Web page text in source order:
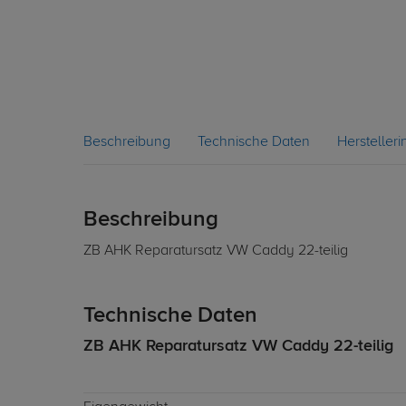
Beschreibung Technische Daten
Beschreibung
ZB AHK Reparatursatz VW Caddy 22-teilig
Technische Daten
ZB AHK Reparatursatz VW Caddy 22-teilig